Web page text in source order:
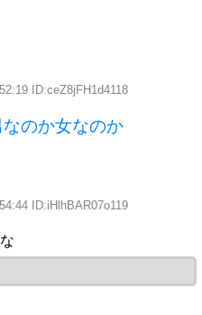
ID:ceZ8jFH1d4118
のか女なのか
ID:iHlhBAR07o119